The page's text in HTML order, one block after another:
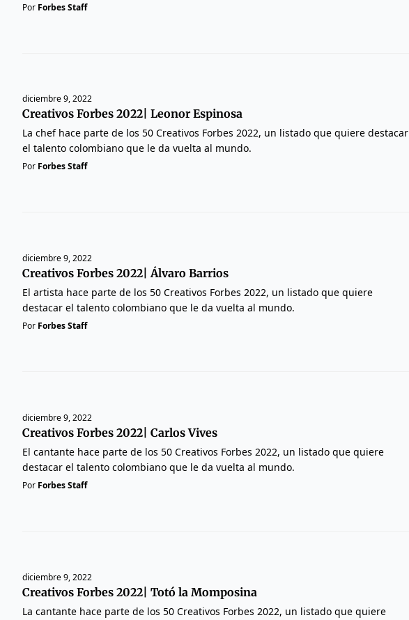
Por Forbes Staff
diciembre 9, 2022
Creativos Forbes 2022| Leonor Espinosa
La chef hace parte de los 50 Creativos Forbes 2022, un listado que quiere destacar
el talento colombiano que le da vuelta al mundo.
Por Forbes Staff
diciembre 9, 2022
Creativos Forbes 2022| Álvaro Barrios
El artista hace parte de los 50 Creativos Forbes 2022, un listado que quiere
destacar el talento colombiano que le da vuelta al mundo.
Por Forbes Staff
diciembre 9, 2022
Creativos Forbes 2022| Carlos Vives
El cantante hace parte de los 50 Creativos Forbes 2022, un listado que quiere
destacar el talento colombiano que le da vuelta al mundo.
Por Forbes Staff
diciembre 9, 2022
Creativos Forbes 2022| Totó la Momposina
La cantante hace parte de los 50 Creativos Forbes 2022, un listado que quiere